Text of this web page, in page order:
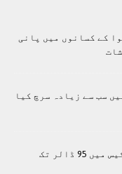
کے کسانوں میں پانی
میں دنیا میں سب سے زیادہ سرچ کیا
ایپل امریکی صارفین کو AI کیس میں 95 ڈالر تک